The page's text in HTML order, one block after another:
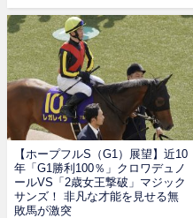
【ホープフルS（G1）展望】近10
年「G1勝利100％」クロワデュノ
ールVS「2歳女王撃破」マジック
サンズ！ 非凡な才能を見せる無
敗馬が激突